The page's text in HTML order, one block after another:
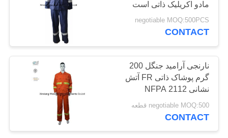
تماس
بگیرید
درخواست
نقل
قول
نقشه
کاورهای بازتابنده FR
ژاکت بازدارنده شعله
18
مادو اکریلیک ذاتی است
negotiable MOQ:500PCS
CONTACT
نارنجی آرامید جنگل 200
گرم پوشاک ذاتی FR آتش
نشانی NFPA 2112
negotiable MOQ:500 قطعه
CONTACT